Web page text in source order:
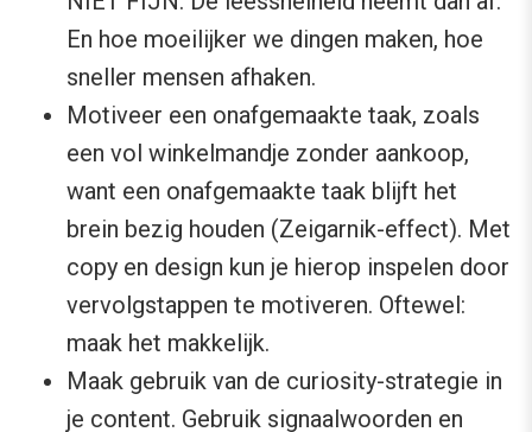
En hoe moeilijker we dingen maken, hoe
sneller mensen afhaken.
Motiveer een onafgemaakte taak, zoals
een vol winkelmandje zonder aankoop,
want een onafgemaakte taak blijft het
brein bezig houden (Zeigarnik-effect). Met
copy en design kun je hierop inspelen door
vervolgstappen te motiveren. Oftewel:
maak het makkelijk.
Maak gebruik van de curiosity-strategie in
je content. Gebruik signaalwoorden en